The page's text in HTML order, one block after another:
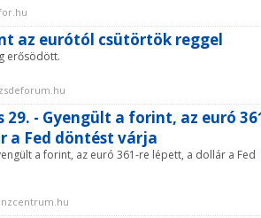
az eurótól csütörtök reggel
erősödött.
29. - Gyengült a forint, az euró
a Fed döntést várja
a forint, az euró 361-re lépett, a dollár a Fed